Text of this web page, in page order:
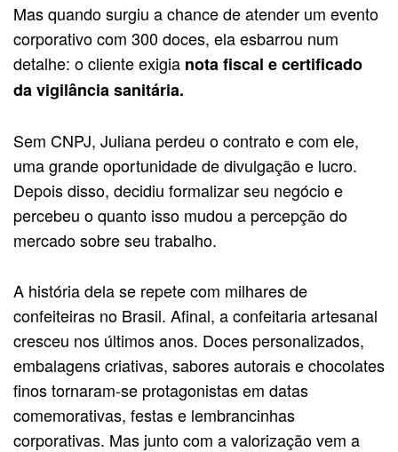
Mas quando surgiu a chance de atender um evento
corporativo com 300 doces, ela esbarrou num
detalhe: o cliente exigia nota fiscal e certificado
da vigilância sanitária.
Sem CNPJ, Juliana perdeu o contrato e com ele,
uma grande oportunidade de divulgação e lucro.
Depois disso, decidiu formalizar seu negócio e
percebeu o quanto isso mudou a percepção do
mercado sobre seu trabalho.
A história dela se repete com milhares de
confeiteiras no Brasil. Afinal, a confeitaria artesanal
cresceu nos últimos anos. Doces personalizados,
embalagens criativas, sabores autorais e chocolates
finos tornaram-se protagonistas em datas
comemorativas, festas e lembrancinhas
corporativas. Mas junto com a valorização vem a